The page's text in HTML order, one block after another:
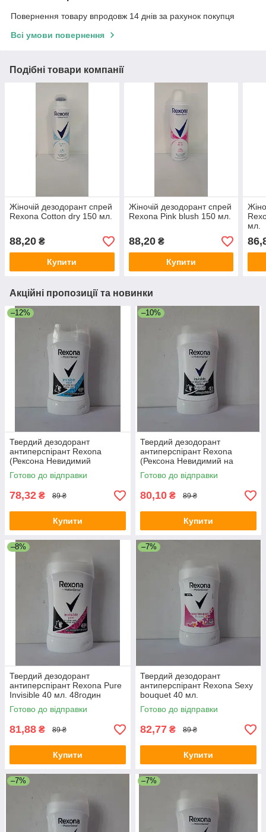
Повернення товару впродовж 14 днів за рахунок покупця
Всі умови повернення
Подібні товари компанії
Жіночій дезодорант спрей
Rexona Cotton dry 150 мл.
88,20 ₴
Купити
Жіночій дезодорант спрей
Rexona Pink blush 150 мл.
88,20₴
Купити
мл.
Акційні пропозиції та новинки
–12%
Твердий дезодорант
антиперспірант Rexona
(Рексона Невидимий
прозорий кристал) 40 мл.
Готово до відправки
78,32 ₴ 89 ₴
Купити
–10%
Твердий дезодорант
антиперспірант Rexona
(Рексона Невидимий на
чорному та білому) 40 мл.
Готово до відправки
80,10 ₴ 89 ₴
Купити
–8%
Твердий дезодорант
антиперспірант Rexona Pure
Invisible 40 мл. 48годин
Готово до відправки
81,88 ₴ 89 ₴
Купити
–7%
Твердий дезодорант
антиперспірант Rexona Sexy
bouquet 40 мл.
Готово до відправки
82,77 ₴ 89 ₴
Купити
–7% –7%